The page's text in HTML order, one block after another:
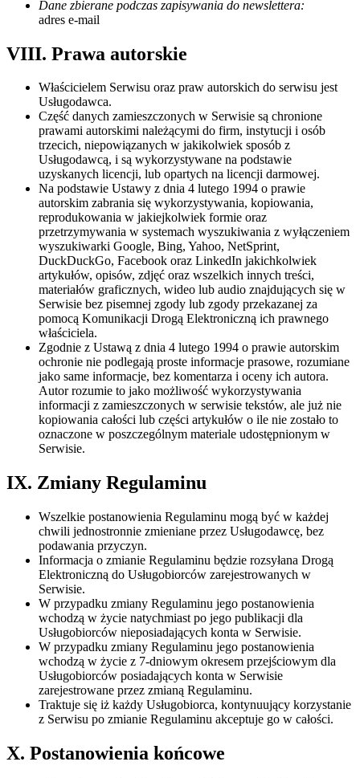
Dane zbierane podczas zapisywania do newslettera:
adres e-mail
VIII. Prawa autorskie
Właścicielem Serwisu oraz praw autorskich do serwisu jest
Usługodawca.
Część danych zamieszczonych w Serwisie są chronione
prawami autorskimi należącymi do firm, instytucji i osób
trzecich, niepowiązanych w jakikolwiek sposób z
Usługodawcą, i są wykorzystywane na podstawie
uzyskanych licencji, lub opartych na licencji darmowej.
Na podstawie Ustawy z dnia 4 lutego 1994 o prawie
autorskim zabrania się wykorzystywania, kopiowania,
reprodukowania w jakiejkolwiek formie oraz
przetrzymywania w systemach wyszukiwania z wyłączeniem
wyszukiwarki Google, Bing, Yahoo, NetSprint,
DuckDuckGo, Facebook oraz LinkedIn jakichkolwiek
artykułów, opisów, zdjęć oraz wszelkich innych treści,
materiałów graficznych, wideo lub audio znajdujących się w
Serwisie bez pisemnej zgody lub zgody przekazanej za
pomocą Komunikacji Drogą Elektroniczną ich prawnego
właściciela.
Zgodnie z Ustawą z dnia 4 lutego 1994 o prawie autorskim
ochronie nie podlegają proste informacje prasowe, rozumiane
jako same informacje, bez komentarza i oceny ich autora.
Autor rozumie to jako możliwość wykorzystywania
informacji z zamieszczonych w serwisie tekstów, ale już nie
kopiowania całości lub części artykułów o ile nie zostało to
oznaczone w poszczególnym materiale udostępnionym w
Serwisie.
IX. Zmiany Regulaminu
Wszelkie postanowienia Regulaminu mogą być w każdej
chwili jednostronnie zmieniane przez Usługodawcę, bez
podawania przyczyn.
Informacja o zmianie Regulaminu będzie rozsyłana Drogą
Elektroniczną do Usługobiorców zarejestrowanych w
Serwisie.
W przypadku zmiany Regulaminu jego postanowienia
wchodzą w życie natychmiast po jego publikacji dla
Usługobiorców nieposiadających konta w Serwisie.
W przypadku zmiany Regulaminu jego postanowienia
wchodzą w życie z 7-dniowym okresem przejściowym dla
Usługobiorców posiadających konta w Serwisie
zarejestrowane przez zmianą Regulaminu.
Traktuje się iż każdy Usługobiorca, kontynuujący korzystanie
z Serwisu po zmianie Regulaminu akceptuje go w całości.
X. Postanowienia końcowe